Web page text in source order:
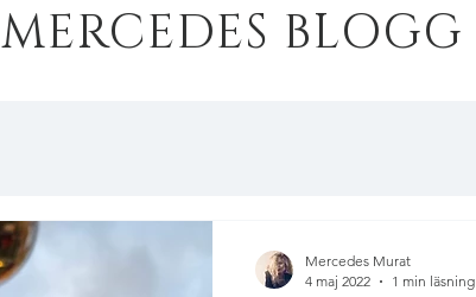
MERCEDES BLOGG
Mercedes Murat
4 maj 2022
1 min läsning